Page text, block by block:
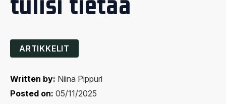
ARTIKKELIT
Written by: Niina Pippuri
Posted on: 05/11/2025